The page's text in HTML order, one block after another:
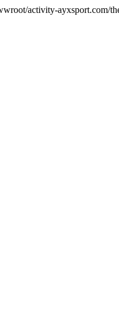
activity-ayxsport.com/